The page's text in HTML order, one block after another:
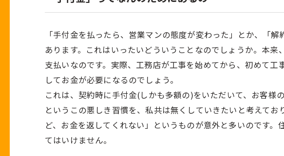
「手付金を払ったら、営業マンの態度が変わった」とか、「
あります。これはいったいどういうことなのでしょうか。本
支払いなのです。実際、工務店が工事を始めてから、初めて
してお金が必要になるのでしょう。
これは、契約時に手付金(しかも多額の)をいただいて、お客様
というこの悪しき習慣を、私共は無くしていきたいと考えて
ど、お金を返してくれない」というものが意外と多いのです
てはいけません。